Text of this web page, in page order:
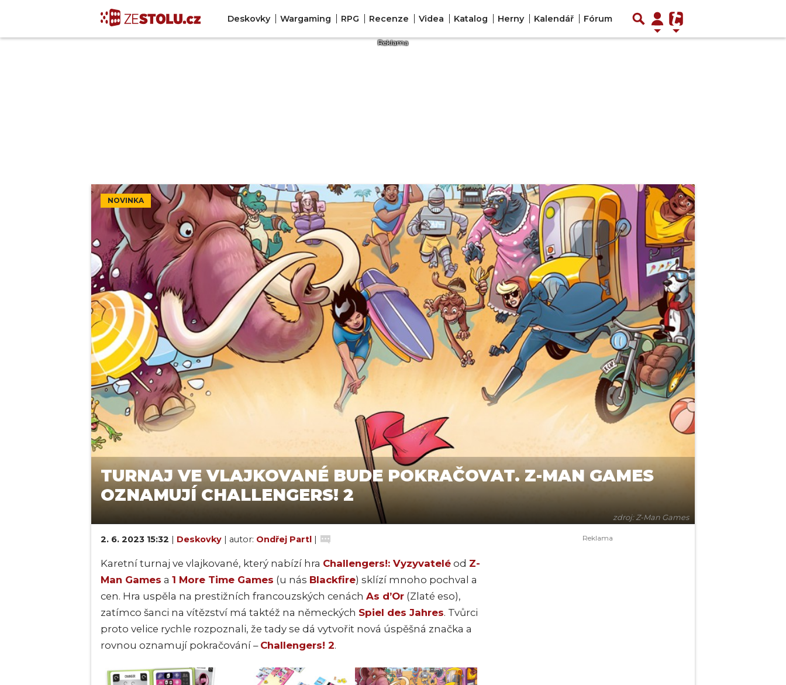
Deskovky Wargaming RPG Recenze Videa Katalog Herny Kalendář Fórum
NOVINKA
zdroj: Z-Man Games
TURNAJ VE VLAJKOVANÉ BUDE POKRAČOVAT. Z-MAN GAMES
OZNAMUJÍ CHALLENGERS! 2
2. 6. 2023 15:32 | Deskovky | autor: Ondřej Partl |
Karetní turnaj ve vlajkované, který nabízí hra Challengers!: Vyzyvatelé od Z-
Man Games a 1 More Time Games (u nás Blackfire) sklízí mnoho pochval a
cen. Hra uspěla na prestižních francouzských cenách As d’Or (Zlaté eso),
zatímco šanci na vítězství má taktéž na německých Spiel des Jahres. Tvůrci
proto velice rychle rozpoznali, že tady se dá vytvořit nová úspěšná značka a
rovnou oznamují pokračování – Challengers! 2.